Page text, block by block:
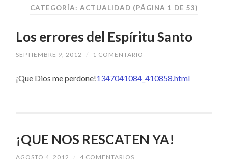
CATEGORÍA: ACTUALIDAD (PÁGINA 1 DE 53)
Los errores del Espíritu Santo
SEPTIEMBRE 9, 2012 / 1 COMENTARIO
¡Que Dios me perdone!1347041084_410858.html
¡QUE NOS RESCATEN YA!
AGOSTO 4, 2012 / 4 COMENTARIOS